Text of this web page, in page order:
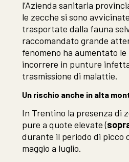
l’Azienda sanitaria
le zecche si sono
trasportate dalla fauna
raccomandato grande
fenomeno ha aumentato
incorrere in punture
trasmissione di malattie.
Un rischio anche in alta
In Trentino la presenza di
pure a quote elevate (
durante il periodo di picco
maggio a luglio.